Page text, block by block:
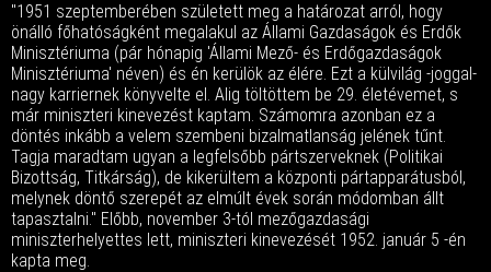
"1951 szeptemberében született meg a határozat arról, hogy
önálló főhatóságként megalakul az Állami Gazdaságok és Erdők
Minisztériuma (pár hónapig 'Állami Mező- és Erdőgazdaságok
Minisztériuma' néven) és én kerülök az élére. Ezt a külvilág -joggal-
nagy karriernek könyvelte el. Alig töltöttem be 29. életévemet, s
már miniszteri kinevezést kaptam. Számomra azonban ez a
döntés inkább a velem szembeni bizalmatlanság jelének tűnt.
Tagja maradtam ugyan a legfelsőbb pártszerveknek (Politikai
Bizottság, Titkárság), de kikerültem a központi pártapparátusból,
melynek döntő szerepét az elmúlt évek során módomban állt
tapasztalni." Előbb, november 3-tól mezőgazdasági
miniszterhelyettes lett, miniszteri kinevezését 1952. január 5 -én
kapta meg.